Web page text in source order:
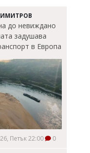
до невиждано
задушава
в Европа
Петък 22:00 0